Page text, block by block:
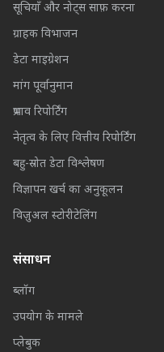
सूचियाँ और नोट्स साफ़ करना
ग्राहक विभाजन
डेटा माइग्रेशन
मांग पूर्वानुमान
प्रभाव रिपोर्टिंग
नेतृत्व के लिए वित्तीय रिपोर्टिंग
बहु-स्रोत डेटा विश्लेषण
विज्ञापन खर्च का अनुकूलन
विज़ुअल स्टोरीटेलिंग
संसाधन
ब्लॉग
उपयोग के मामले
प्लेबुक